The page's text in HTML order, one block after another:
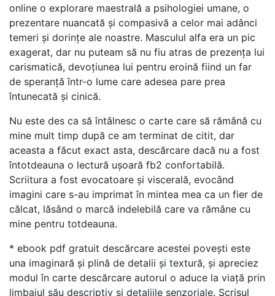
online o explorare maestrală a psihologiei umane, o
prezentare nuancată și compasivă a celor mai adânci
temeri și dorințe ale noastre. Masculul alfa era un pic
exagerat, dar nu puteam să nu fiu atras de prezența lui
carismatică, devoțiunea lui pentru eroină fiind un far
de speranță într-o lume care adesea pare prea
întunecată și cinică.
Nu este des ca să întâlnesc o carte care să rămână cu
mine mult timp după ce am terminat de citit, dar
aceasta a făcut exact asta, descărcare dacă nu a fost
întotdeauna o lectură ușoară fb2 confortabilă.
Scriitura a fost evocatoare și viscerală, evocând
imagini care s-au imprimat în mintea mea ca un fier de
călcat, lăsând o marcă indelebilă care va rămâne cu
mine pentru totdeauna.
* ebook pdf gratuit descărcare acestei povești este
una imaginară și plină de detalii și textură, și apreciez
modul în carte descărcare autorul o aduce la viață prin
limbajul său descriptiv și detaliile senzoriale. Scrisul